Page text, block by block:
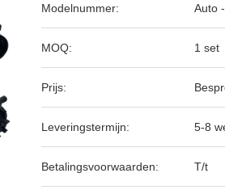
Modelnummer: Auto
MOQ: 1 set
Prijs:
Leveringstermijn: 5-8
Betalingsvoorwaarden: T/t